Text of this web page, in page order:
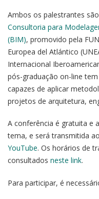
Ambos os palestrantes
Consultoria para
(BIM), promovido pela
Europea del Atlántico
Internacional
pós-graduação on-line
capazes de aplicar
projetos de arquitetura,
A conferência é gratuita e
tema, e será transmitida
YouTube. Os horários de
consultados neste link.
Para participar, é